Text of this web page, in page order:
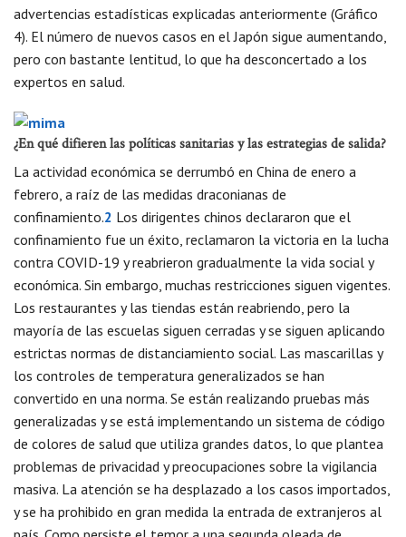
advertencias estadísticas explicadas anteriormente (Gráfico
4). El número de nuevos casos en el Japón sigue aumentando,
pero con bastante lentitud, lo que ha desconcertado a los
expertos en salud.
¿En qué difieren las políticas sanitarias y las estrategias de salida?
La actividad económica se derrumbó en China de enero a
febrero, a raíz de las medidas draconianas de
confinamiento.2 Los dirigentes chinos declararon que el
confinamiento fue un éxito, reclamaron la victoria en la lucha
contra COVID-19 y reabrieron gradualmente la vida social y
económica. Sin embargo, muchas restricciones siguen vigentes.
Los restaurantes y las tiendas están reabriendo, pero la
mayoría de las escuelas siguen cerradas y se siguen aplicando
estrictas normas de distanciamiento social. Las mascarillas y
los controles de temperatura generalizados se han
convertido en una norma. Se están realizando pruebas más
generalizadas y se está implementando un sistema de código
de colores de salud que utiliza grandes datos, lo que plantea
problemas de privacidad y preocupaciones sobre la vigilancia
masiva. La atención se ha desplazado a los casos importados,
y se ha prohibido en gran medida la entrada de extranjeros al